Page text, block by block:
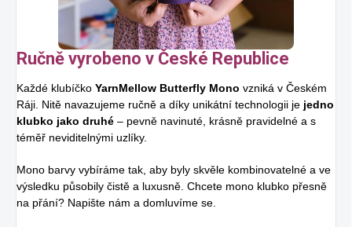
Ručně vyrobeno v České Republice
Každé klubíčko YarnMellow Butterfly Mono vzniká v Českém
Ráji. Nitě navazujeme ručně a díky unikátní technologii je jedno
klubko jako druhé – pevně navinuté, krásně pravidelné a s
téměř neviditelnými uzlíky.
Mono barvy vybíráme tak, aby byly skvěle kombinovatelné a ve
výsledku působily čistě a luxusně. Chcete mono klubko přesně
na přání? Napište nám a domluvíme se.